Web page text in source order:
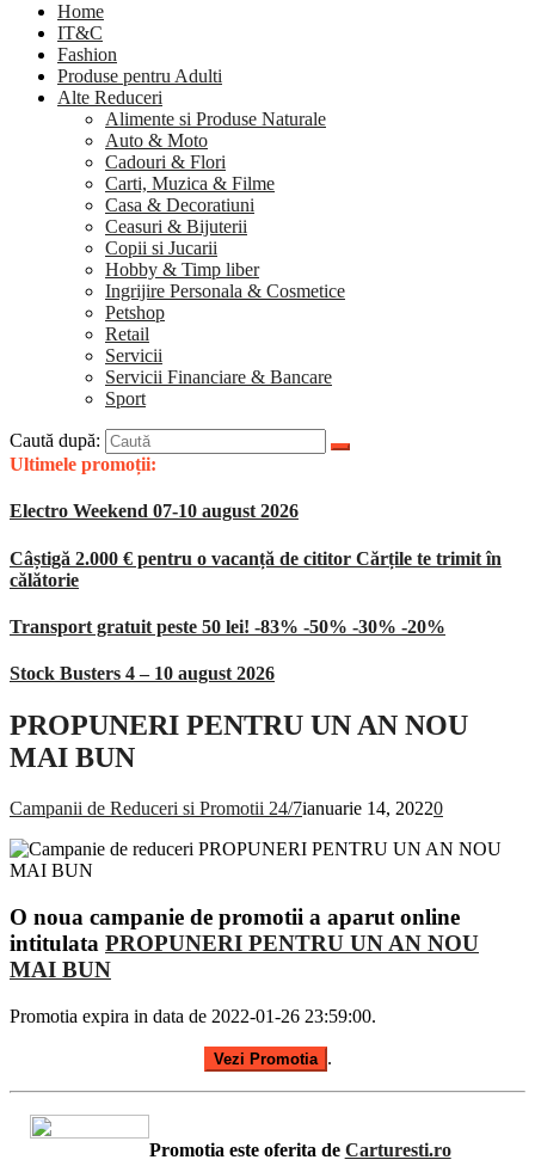
Home
IT&C
Fashion
Produse pentru Adulti
Alte Reduceri
Alimente si Produse Naturale
Auto & Moto
Cadouri & Flori
Carti, Muzica & Filme
Casa & Decoratiuni
Ceasuri & Bijuterii
Copii si Jucarii
Hobby & Timp liber
Ingrijire Personala & Cosmetice
Petshop
Retail
Servicii
Servicii Financiare & Bancare
Sport
Caută după:
Ultimele promoții:
Electro Weekend 07-10 august 2026
Câștigă 2.000 € pentru o vacanță de cititor Cărțile te trimit în
călătorie
Transport gratuit peste 50 lei! -83% -50% -30% -20%
Stock Busters 4 – 10 august 2026
PROPUNERI PENTRU UN AN NOU
MAI BUN
Campanii de Reduceri si Promotii 24/7ianuarie 14, 20220
O noua campanie de promotii a aparut online
intitulata PROPUNERI PENTRU UN AN NOU
MAI BUN
Promotia expira in data de 2022-01-26 23:59:00.
Vezi Promotia .
Promotia este oferita de Carturesti.ro